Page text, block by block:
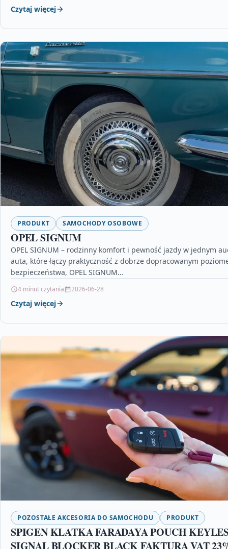
Czytaj więcej
PRODUKT SAMOCHODY OSOBOWE
OPEL SIGNUM
OPEL SIGNUM – rodzinny komfort i pewność jazdy w jednym
auta, które łączy praktyczność z dobrze dopracowanym
bezpieczeństwa, OPEL SIGNUM…
4 minut czytania 2026-06-28
Czytaj więcej
POZOSTAŁE AKCESORIA DO SAMOCHODU PRODUKT
SPIGEN KLATKA FARADAYA POUCH
SIGNAL BLOCKER BLACK FAKTURA VAT